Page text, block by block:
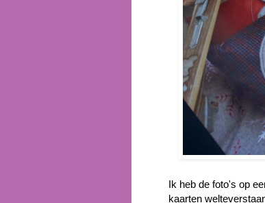
Ik heb de foto's op
kaarten